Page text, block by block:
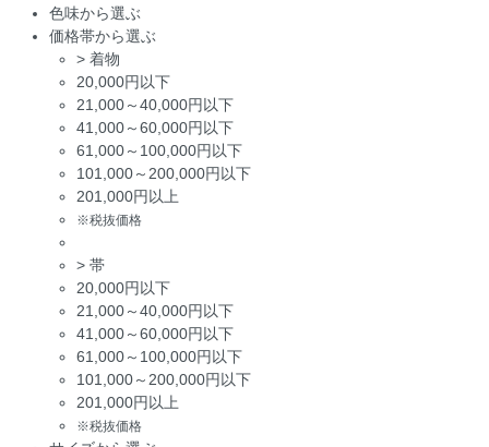
色味から選ぶ
価格帯から選ぶ
> 着物
20,000円以下
21,000～40,000円以下
41,000～60,000円以下
61,000～100,000円以下
101,000～200,000円以下
201,000円以上
※税抜価格
> 帯
20,000円以下
21,000～40,000円以下
41,000～60,000円以下
61,000～100,000円以下
101,000～200,000円以下
201,000円以上
※税抜価格